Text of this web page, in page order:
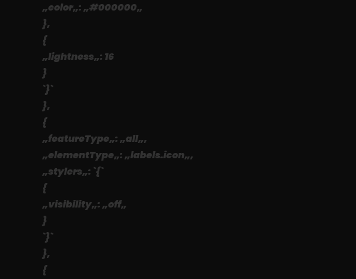
„color„: „#000000„
},
{
„lightness„: 16
}
`}`
},
{
„featureType„: „all„,
„elementType„: „labels.icon„,
„stylers„: `{`
{
„visibility„: „off„
}
`}`
},
{